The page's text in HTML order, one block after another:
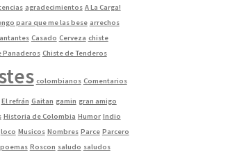
agradecimientos A La Carga!
para que me las bese arrechos
Casado Cerveza chiste
Panaderos Chiste de Tenderos
colombianos Comentarios
El refrán Gaitan gamin gran amigo
Historia de Colombia Humor Indio
loco Musicos Nombres Parce Parcero
poemas Roscon saludo saludos